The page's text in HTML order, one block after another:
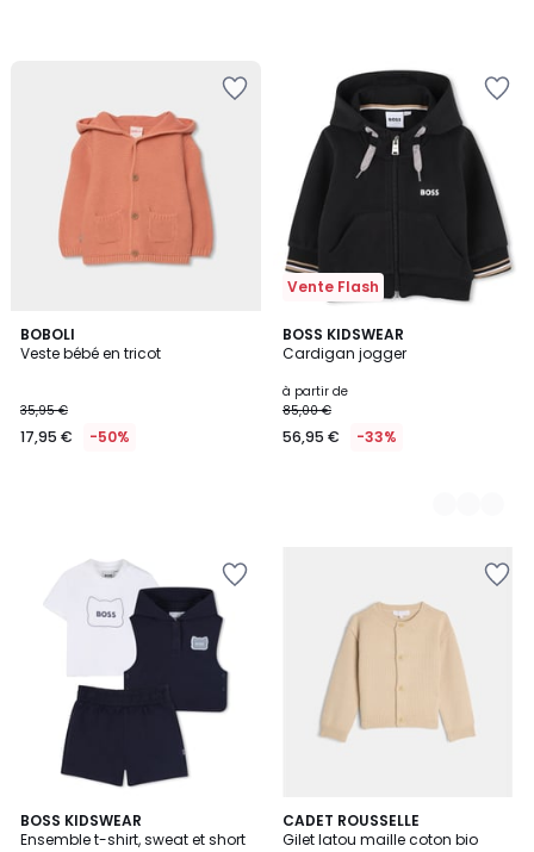
BOBOLI
Veste bébé en tricot
35,95 €
17,95 € -50%
Vente Flash
BOSS KIDSWEAR
Cardigan jogger
à partir de
85,00 €
56,95 € -33%
2
Couleurs
BOSS KIDSWEAR
Ensemble t-shirt, sweat et short
2
Couleurs
CADET ROUSSELLE
Gilet latou maille coton bio